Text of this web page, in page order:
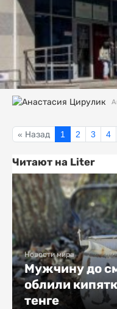
« Назад 1 2 3 4
Читают на Liter
Новости мира
Мужчину до
облили
тенге